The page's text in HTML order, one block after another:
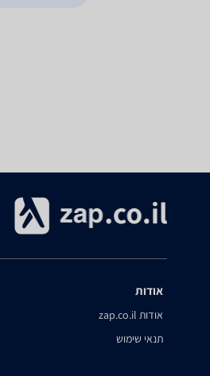
אודות
אודות zap.co.il
תנאי שימוש